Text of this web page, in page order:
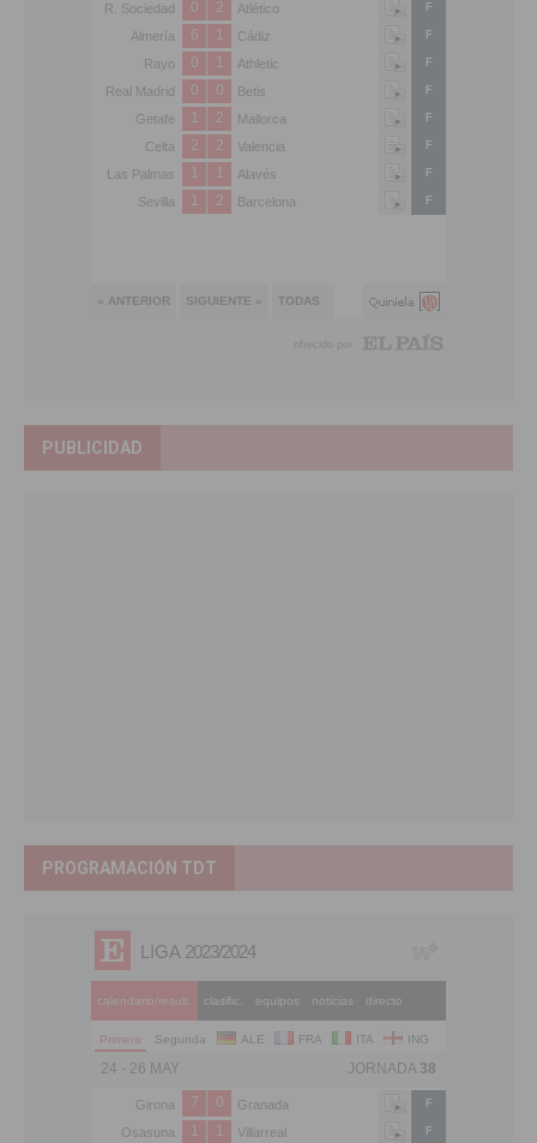
PUBLICIDAD
PROGRAMACIÓN TDT